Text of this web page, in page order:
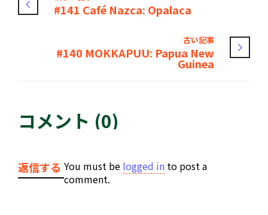
#141 Café Nazca: Opalaca
古い記事
#140 MOKKAPUU: Papua New
Guinea
コメント (0)
返信する You must be logged in to post a
comment.